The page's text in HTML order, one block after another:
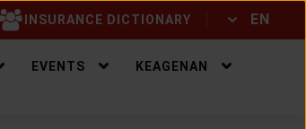
INSURANCE DICTIONARY EN
EVENTS KEAGENAN
ID EN